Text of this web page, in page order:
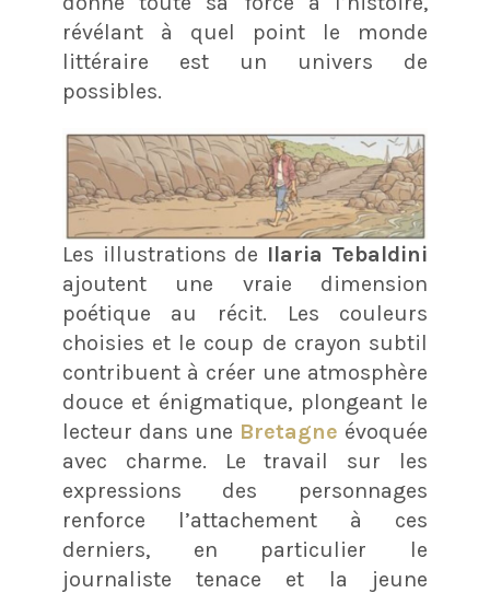
révélant à quel point le monde
littéraire est un univers de
possibles.
Les illustrations de Ilaria Tebaldini
ajoutent une vraie dimension
poétique au récit. Les couleurs
choisies et le coup de crayon subtil
contribuent à créer une atmosphère
douce et énigmatique, plongeant le
lecteur dans une Bretagne évoquée
avec charme. Le travail sur les
expressions des personnages
renforce l’attachement à ces
derniers, en particulier le
journaliste tenace et la jeune